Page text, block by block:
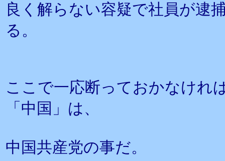
良く解らない容疑で社員が逮
る。
ここで一応断っておかなけれ
「中国」は、
中国共産党の事だ。